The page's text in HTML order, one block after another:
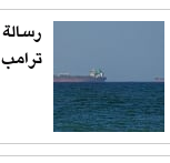
ترامب